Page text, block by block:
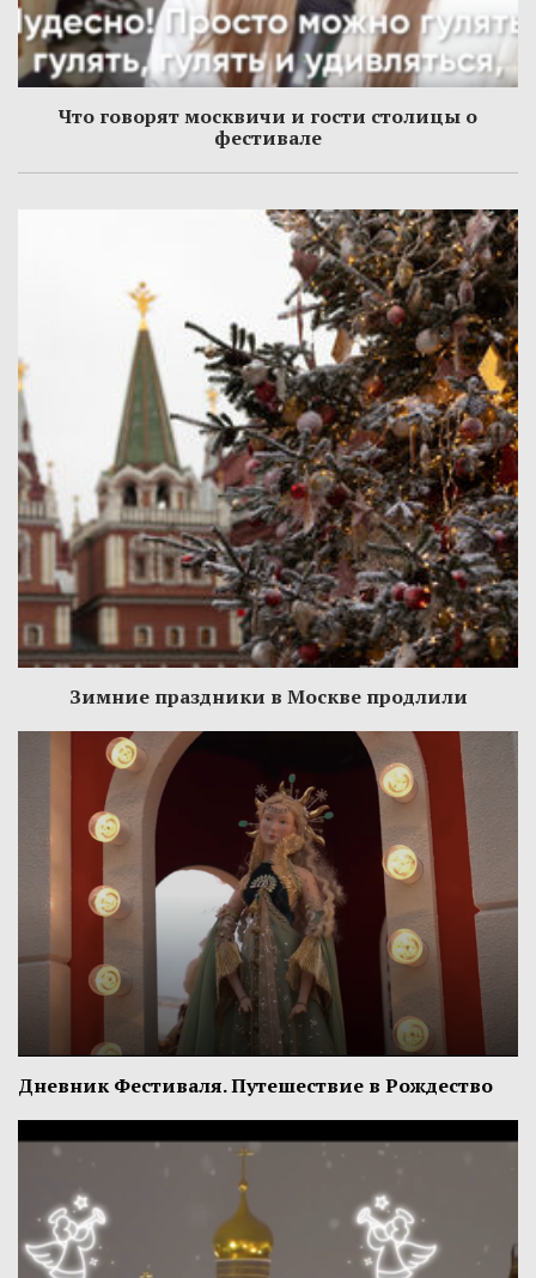
Что говорят москвичи и гости столицы о
фестивале
Зимние праздники в Москве продлили
Дневник Фестиваля. Путешествие в Рождество